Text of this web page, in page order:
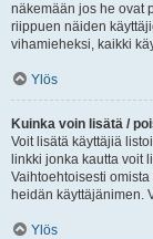
näkemään jos he ovat
riippuen näiden
vihamieheksi, kaikki
Ylös
Kuinka voin lisätä /
Voit lisätä käyttäjiä
linkki jonka kautta voit
Vaihtoehtoisesti
heidän käyttäjänimen.
Ylös